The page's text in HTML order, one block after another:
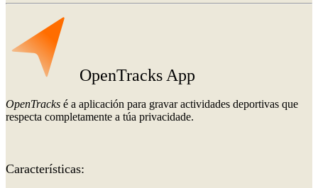
OpenTracks App
OpenTracks é a aplicación para gravar actividades deportivas que
respecta completamente a túa privacidade.
Características: